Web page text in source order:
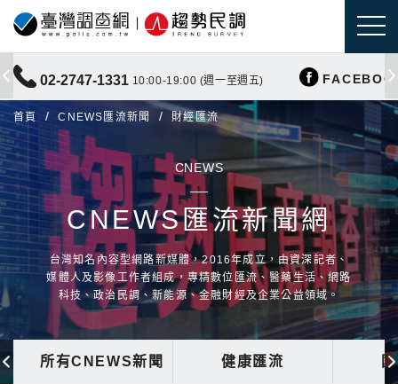
02-2747-1331 10:00-19:00 (週一至週五)
首頁 CNEWS匯流新聞 財經匯流
CNEWS
CNEWS匯流新聞網
台灣知名內容型網路新媒體，2016年成立，由資深記者、
媒體人及影像工作者組成，專精數位匯流、醫藥生活、網路
科技、政治民調、新能源、金融財經及企業公益領域。
所有CNEWS新聞 健康匯流